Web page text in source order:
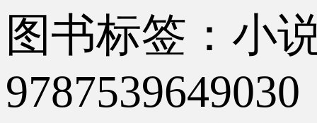
图书标签：小
9787539649030